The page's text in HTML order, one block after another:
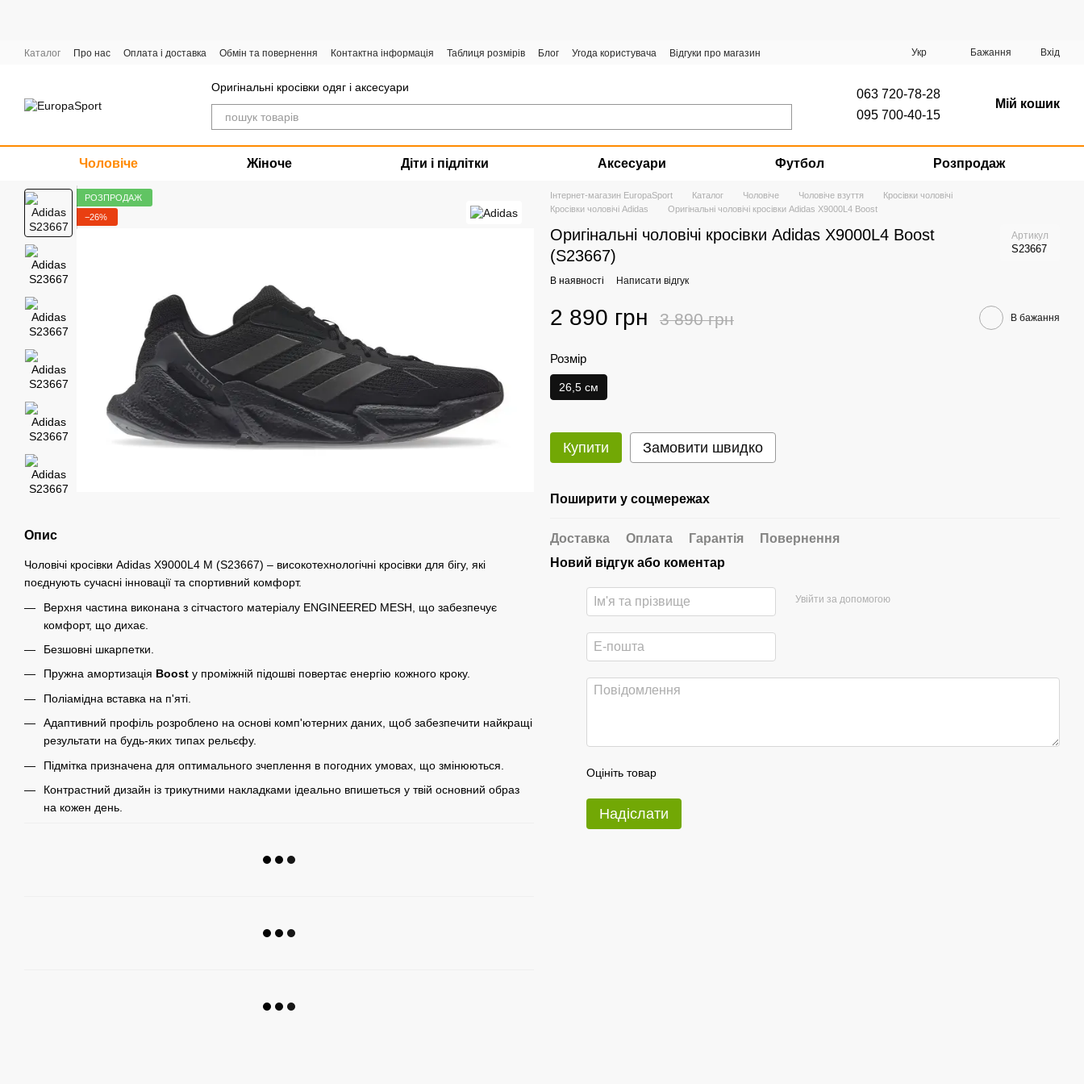
Каталог Про нас Оплата і доставка Обмін та повернення Контактна інформація Таблиця розмірів Блог Угода користувача
Відгуки про магазин
Укр Бажання Вхід
Оригінальні кросівки одяг і аксесуари
063 720-78-28
095 700-40-15
Мій кошик
Чоловіче Жіноче Діти і підлітки Аксесуари Футбол Розпродаж
РОЗПРОДАЖ
−26%
Опис
Чоловічі кросівки Adidas X9000L4 M (S23667) – високотехнологічні кросівки для бігу, які
поєднують сучасні інновації та спортивний комфорт.
Верхня частина виконана з сітчастого матеріалу ENGINEERED MESH, що забезпечує
комфорт, що дихає.
Безшовні шкарпетки.
Пружна амортизація Boost у проміжній підошві повертає енергію кожного кроку.
Поліамідна вставка на п'яті.
Адаптивний профіль розроблено на основі комп'ютерних даних, щоб забезпечити найкращі
результати на будь-яких типах рельєфу.
Підмітка призначена для оптимального зчеплення в погодних умовах, що змінюються.
Контрастний дизайн із трикутними накладками ідеально впишеться у твій основний образ
на кожен день.
Інтернет-магазин EuropaSport Каталог Чоловіче Чоловіче взуття
Кросівки чоловічі
Кросівки чоловічі Adidas
Оригінальні чоловічі кросівки Adidas X9000L4 Boost
Оригінальні чоловічі кросівки Adidas X9000L4 Boost
(S23667)
Артикул
S23667
В наявності Написати відгук
2 890 грн 3 890 грн В бажання
Розмір
26,5 см
Купити Замовити швидко
Поширити у соцмережах
Доставка Оплата Гарантія
Повернення
Новий відгук або коментар
Увійти за допомогою
Оцініть товар
Надіслати